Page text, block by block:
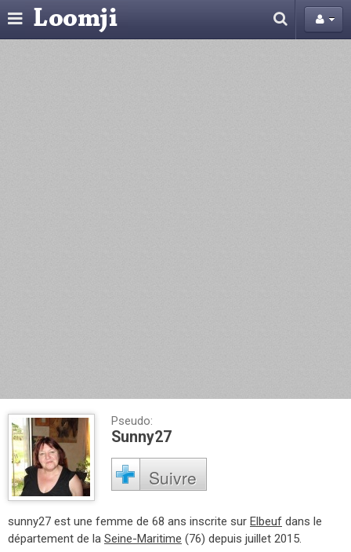
Pseudo:
Sunny27
Suivre
sunny27 est une femme de 68 ans inscrite sur Elbeuf dans le
département de la Seine-Maritime (76) depuis juillet 2015.